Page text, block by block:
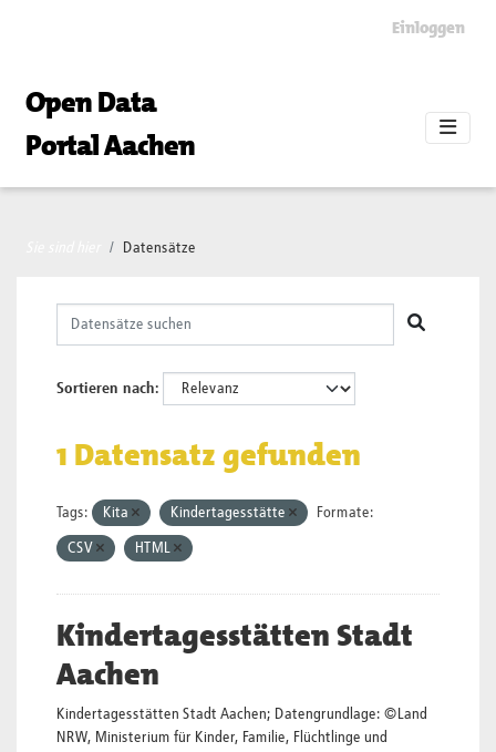
Einloggen
Open Data
Portal Aachen
Datensätze
Sortieren nach
1 Datensatz gefunden
Tags: Kita Kindertagesstätte Formate:
CSV HTML
Kindertagesstätten Stadt
Aachen
Kindertagesstätten Stadt Aachen; Datengrundlage: ©Land
NRW, Ministerium für Kinder, Familie, Flüchtlinge und